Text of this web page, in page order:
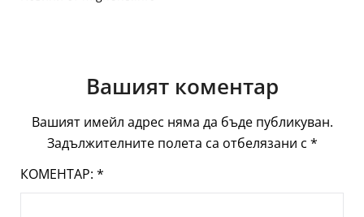
Вашият коментар
Вашият имейл адрес няма да бъде публикуван.
Задължителните полета са отбелязани с *
КОМЕНТАР: *